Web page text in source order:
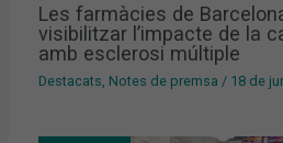
Les farmàcies de
visibilitzar l’impacte de la
amb esclerosi múltiple
Destacats, Notes de premsa / 18 de